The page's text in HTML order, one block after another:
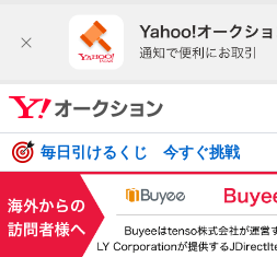
毎日引けるくじ 今すぐ挑戦